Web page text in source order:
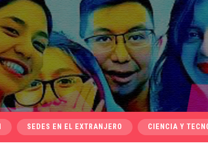
SEDES EN EL EXTRANJERO CIENCIA Y